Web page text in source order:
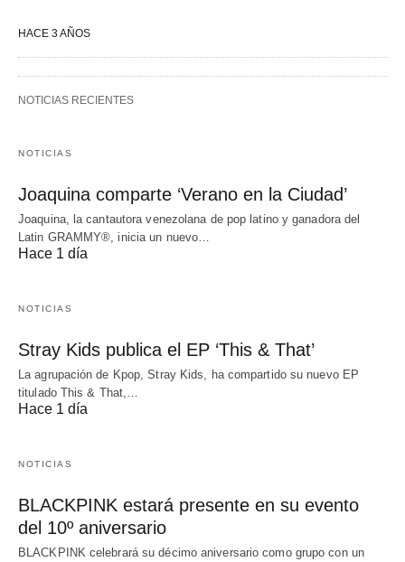
HACE 3 AÑOS
NOTICIAS RECIENTES
NOTICIAS
Joaquina comparte ‘Verano en la Ciudad’
Joaquina, la cantautora venezolana de pop latino y ganadora del
Latin GRAMMY®, inicia un nuevo…
Hace 1 día
NOTICIAS
Stray Kids publica el EP ‘This & That’
La agrupación de Kpop, Stray Kids, ha compartido su nuevo EP
titulado This & That,…
Hace 1 día
NOTICIAS
BLACKPINK estará presente en su evento
del 10º aniversario
BLACKPINK celebrará su décimo aniversario como grupo con un